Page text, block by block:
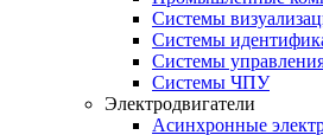
Системы
Системы
Системы
Системы ЧПУ
Электродвигатели
Асинхронные